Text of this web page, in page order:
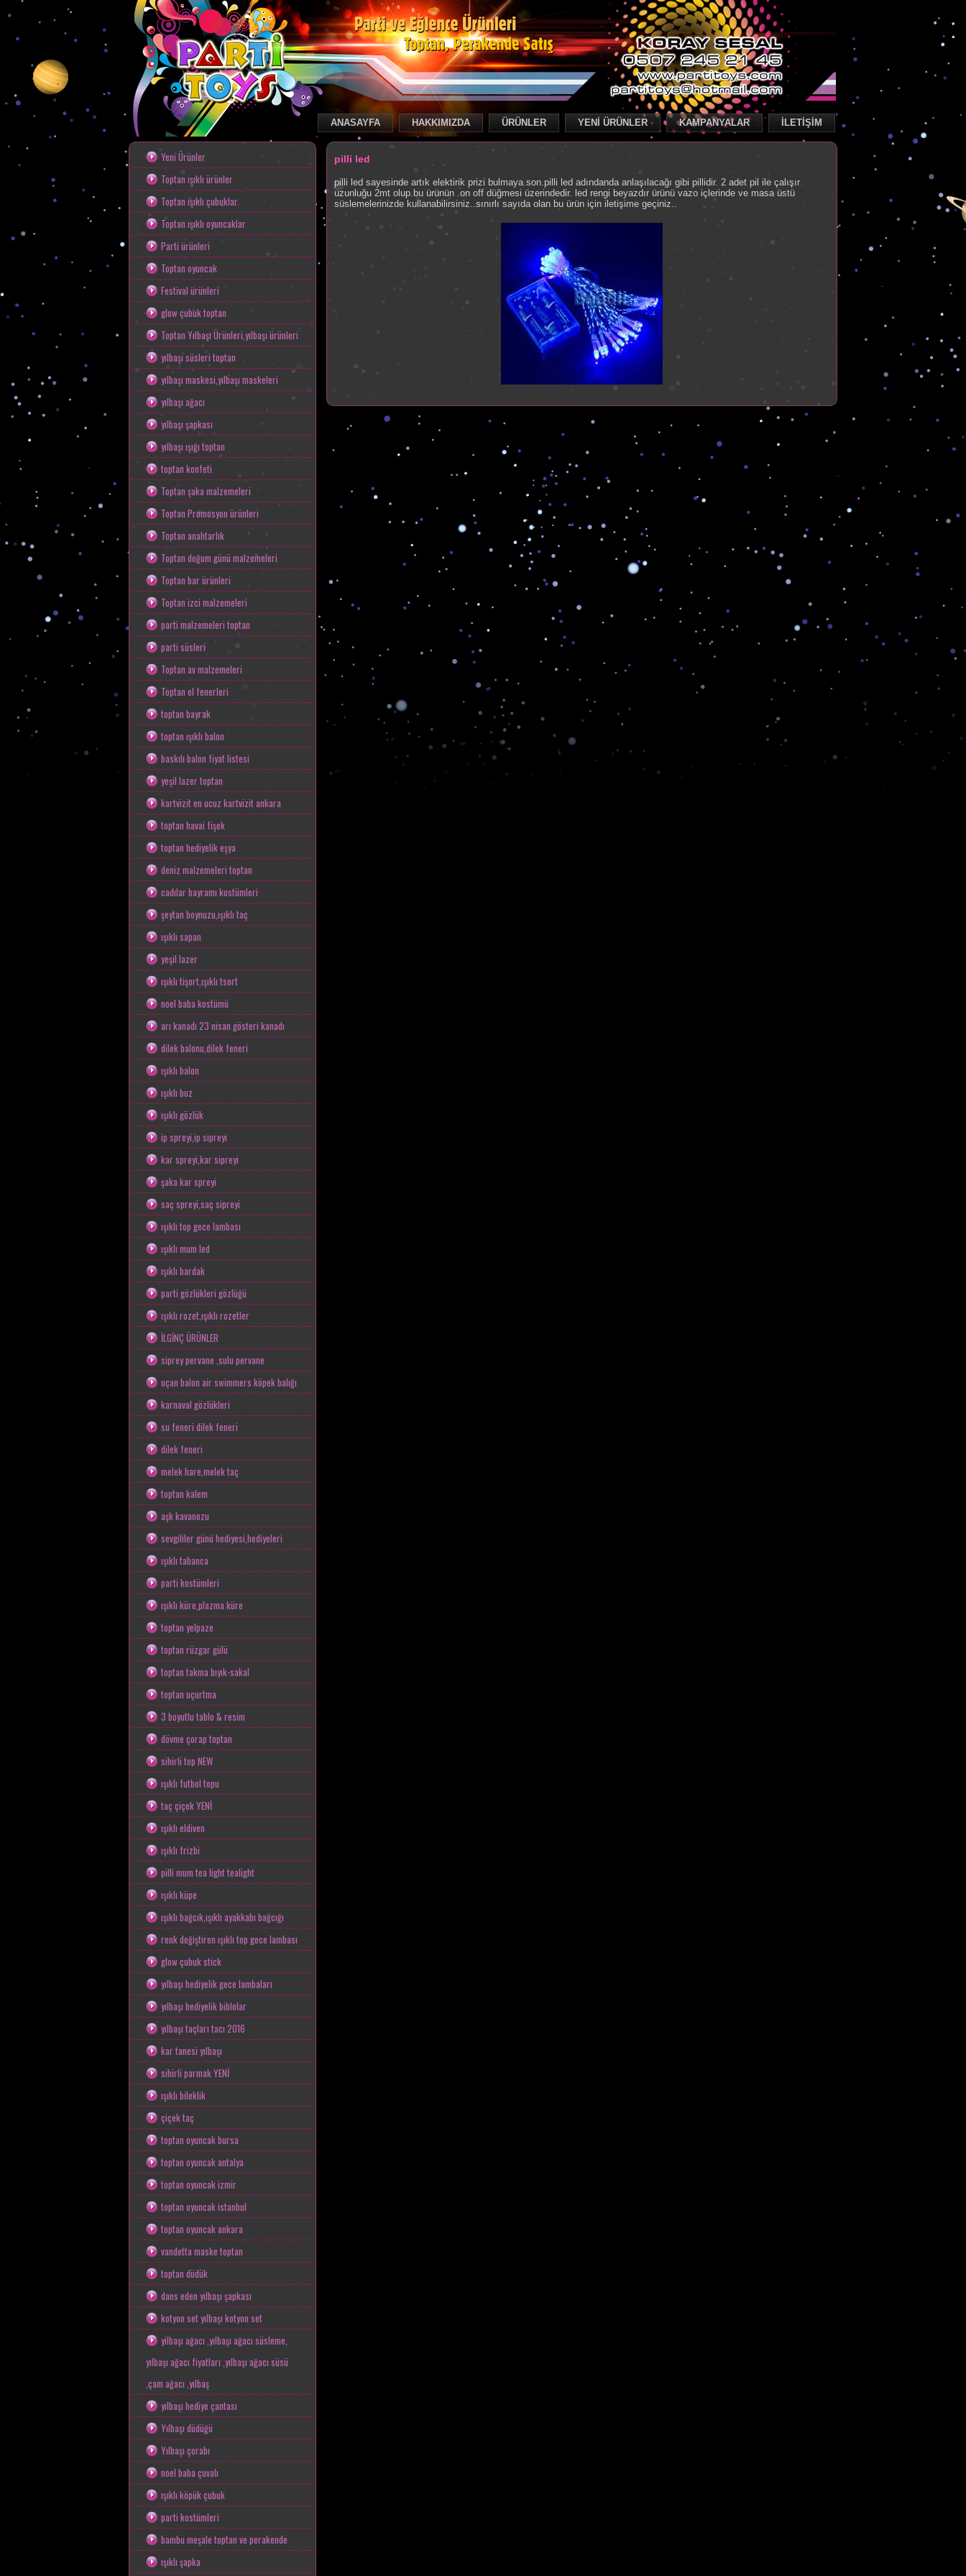
ANASAYFA HAKKIMIZDA ÜRÜNLER YENİ ÜRÜNLER KAMPANYALAR İLETİŞİM
Yeni Ürünler
Toptan ışıklı ürünler
Toptan ışıklı çubuklar
Toptan ışıklı oyuncaklar
Parti ürünleri
Toptan oyuncak
Festival ürünleri
glow çubuk toptan
Toptan Yılbaşı Ürünleri,yılbaşı ürünleri
yılbaşı süsleri toptan
yılbaşı maskesi,yılbaşı maskeleri
yılbaşı ağacı
yılbaşı şapkası
yılbaşı ışığı toptan
toptan konfeti
Toptan şaka malzemeleri
Toptan Promosyon ürünleri
Toptan anahtarlık
Toptan doğum günü malzemeleri
Toptan bar ürünleri
Toptan izci malzemeleri
parti malzemeleri toptan
parti süsleri
Toptan av malzemeleri
Toptan el fenerleri
toptan bayrak
toptan ışıklı balon
baskılı balon fiyat listesi
yeşil lazer toptan
kartvizit en ucuz kartvizit ankara
toptan havai fişek
toptan hediyelik eşya
deniz malzemeleri toptan
cadılar bayramı kostümleri
şeytan boynuzu,ışıklı taç
ışıklı sapan
yeşil lazer
ışıklı tişort,ışıklı tsort
noel baba kostümü
arı kanadı 23 nisan gösteri kanadı
dilek balonu,dilek feneri
ışıklı balon
ışıklı buz
ışıklı gözlük
ip spreyi,ip sipreyi
kar spreyi,kar sipreyi
şaka kar spreyi
saç spreyi,saç sipreyi
ışıklı top gece lambası
ışıklı mum led
ışıklı bardak
parti gözlükleri gözlüğü
ışıklı rozet,ışıklı rozetler
İLGİNÇ ÜRÜNLER
siprey pervane ,sulu pervane
uçan balon air swimmers köpek balığı
karnaval gözlükleri
su feneri dilek feneri
dilek feneri
melek hare,melek taç
toptan kalem
aşk kavanozu
sevgililer günü hediyesi,hediyeleri
ışıklı tabanca
parti kostümleri
ışıklı küre,plazma küre
toptan yelpaze
toptan rüzgar gülü
toptan takma bıyık-sakal
toptan uçurtma
3 boyutlu tablo & resim
dövme çorap toptan
sihirli top NEW
ışıklı futbol topu
taç çiçek YENİ
ışıklı eldiven
ışıklı frizbi
pilli mum tea light tealight
ışıklı küpe
ışıklı bağcık,ışıklı ayakkabı bağcığı
renk değiştiren ışıklı top gece lambası
glow çubuk stick
yılbaşı hediyelik gece lambaları
yılbaşı hediyelik biblolar
yılbaşı taçları tacı 2016
kar tanesi yılbaşı
sihirli parmak YENİ
ışıklı bileklik
çiçek taç
toptan oyuncak bursa
toptan oyuncak antalya
toptan oyuncak izmir
toptan oyuncak istanbul
toptan oyuncak ankara
vandetta maske toptan
toptan düdük
dans eden yılbaşı şapkası
kotyon set yılbaşı kotyon set
yilbaşı ağacı ,yılbaşı ağacı süsleme,
yılbaşı ağacı fiyatları ,yılbaşı ağacı süsü
,çam ağacı ,yılbaş
yılbaşı hediye çantası
Yılbaşı düdüğü
Yılbaşı çorabı
noel baba çuvalı
ışıklı köpük çubuk
parti kostümleri
bambu meşale toptan ve perakende
ışıklı şapka
pilli led
pilli led sayesinde artık elektirik prizi bulmaya son.pilli led adındanda anlaşılacağı gibi pillidir. 2 adet pil ile çalışır
uzunluğu 2mt olup.bu ürünün .on off düğmesi üzerindedir. led rengi beyazdır ürünü vazo içlerinde ve masa üstü
süslemelerinizde kullanabilirsiniz..sınırlı sayıda olan bu ürün için iletişime geçiniz..